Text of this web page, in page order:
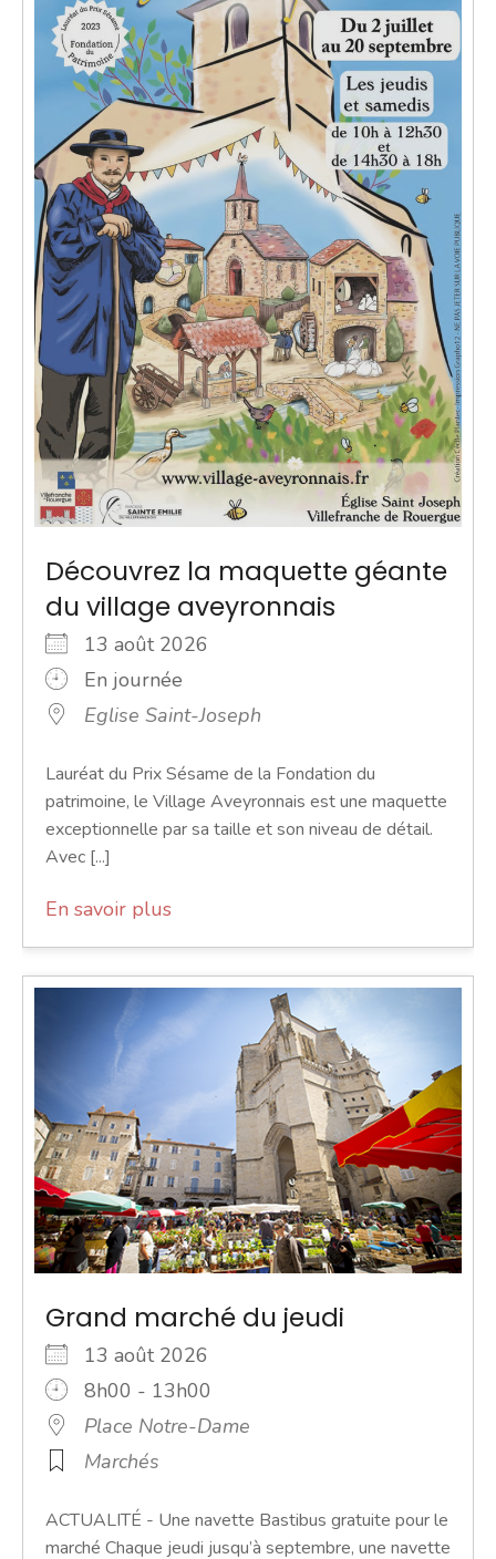
Découvrez la maquette géante
du village aveyronnais
13 août 2026
En journée
Eglise Saint-Joseph
Lauréat du Prix Sésame de la Fondation du
patrimoine, le Village Aveyronnais est une maquette
exceptionnelle par sa taille et son niveau de détail.
Avec [...]
En savoir plus
Grand marché du jeudi
13 août 2026
8h00 - 13h00
Place Notre-Dame
Marchés
ACTUALITÉ - Une navette Bastibus gratuite pour le
marché Chaque jeudi jusqu’à septembre, une navette